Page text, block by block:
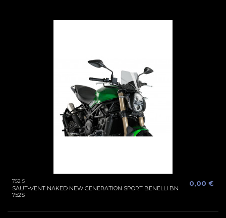
752 S
SAUT-VENT NAKED NEW GENERATION SPORT BENELLI BN
752S
0,00 €